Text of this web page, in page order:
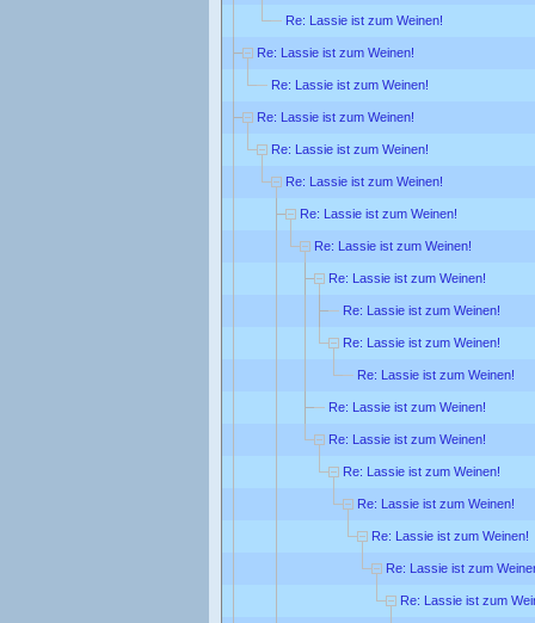
Re: Lassie ist zum Weinen!
Re: Lassie ist zum Weinen!
Re: Lassie ist zum Weinen!
Re: Lassie ist zum Weinen!
Re: Lassie ist zum Weinen!
Re: Lassie ist zum Weinen!
Re: Lassie ist zum Weinen!
Re: Lassie ist zum Weinen!
Re: Lassie ist zum Weinen!
Re: Lassie ist zum Weinen!
Re: Lassie ist zum Weinen!
Re: Lassie ist zum Weinen!
Re: Lassie ist zum Weinen!
Re: Lassie ist zum Weinen!
Re: Lassie ist zum Weinen!
Re: Lassie ist zum Weinen!
Re: Lassie ist zum Weinen!
Re: Lassie ist zum
Re: Lassie ist zum